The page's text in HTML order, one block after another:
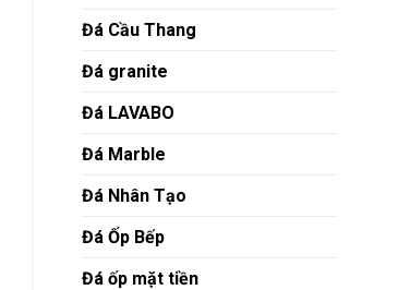
Đá Cầu Thang
Đá granite
Đá LAVABO
Đá Marble
Đá Nhân Tạo
Đá Ốp Bếp
Đá ốp mặt tiền